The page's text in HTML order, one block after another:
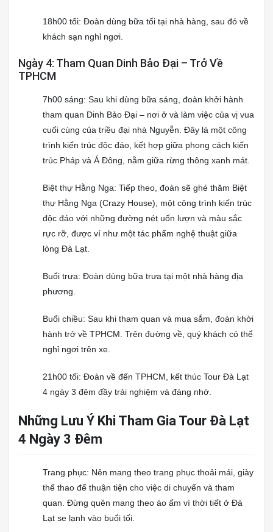
18h00 tối: Đoàn dùng bữa tối tại nhà hàng, sau đó về
khách sạn nghỉ ngơi.
Ngày 4: Tham Quan Dinh Bảo Đại – Trở Về
TPHCM
7h00 sáng: Sau khi dùng bữa sáng, đoàn khởi hành
tham quan Dinh Bảo Đại – nơi ở và làm việc của vị vua
cuối cùng của triều đại nhà Nguyễn. Đây là một công
trình kiến trúc độc đáo, kết hợp giữa phong cách kiến
trúc Pháp và Á Đông, nằm giữa rừng thông xanh mát.
Biệt thự Hằng Nga: Tiếp theo, đoàn sẽ ghé thăm Biệt
thự Hằng Nga (Crazy House), một công trình kiến trúc
độc đáo với những đường nét uốn lượn và màu sắc
rực rỡ, được ví như một tác phẩm nghệ thuật giữa
lòng Đà Lạt.
Buổi trưa: Đoàn dùng bữa trưa tại một nhà hàng địa
phương.
Buổi chiều: Sau khi tham quan và mua sắm, đoàn khởi
hành trở về TPHCM. Trên đường về, quý khách có thể
nghỉ ngơi trên xe.
21h00 tối: Đoàn về đến TPHCM, kết thúc Tour Đà Lạt
4 ngày 3 đêm đầy trải nghiệm và đáng nhớ.
Những Lưu Ý Khi Tham Gia Tour Đà Lạt
4 Ngày 3 Đêm
Trang phục: Nên mang theo trang phục thoải mái, giày
thể thao để thuận tiện cho việc di chuyển và tham
quan. Đừng quên mang theo áo ấm vì thời tiết ở Đà
Lạt se lạnh vào buổi tối.